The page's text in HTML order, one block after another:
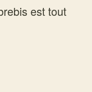
est tout